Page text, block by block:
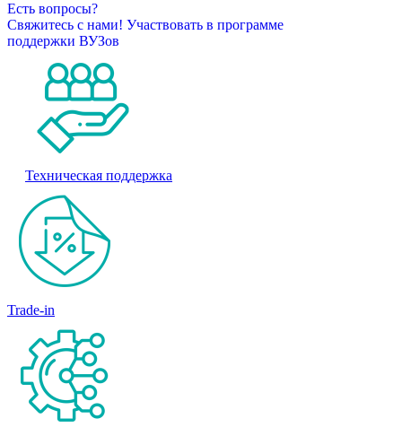
Есть вопросы?
Свяжитесь с нами! Участвовать в программе
поддержки ВУЗов
Техническая поддержка
Trade-in